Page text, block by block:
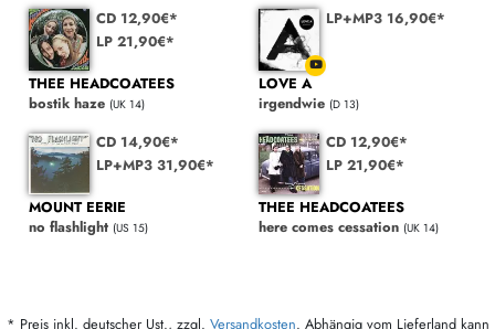
CD 12,90€*
LP 21,90€*
THEE HEADCOATEES
bostik haze (UK 14)
LP+MP3 16,90€*
LOVE A
irgendwie (D 13)
CD 14,90€*
LP+MP3 31,90€*
MOUNT EERIE
no flashlight (US 15)
CD 12,90€*
LP 21,90€*
THEE HEADCOATEES
here comes cessation (UK 14)
* Preis inkl. deutscher Ust., zzgl. Versandkosten. Abhängig vom Lieferland kann